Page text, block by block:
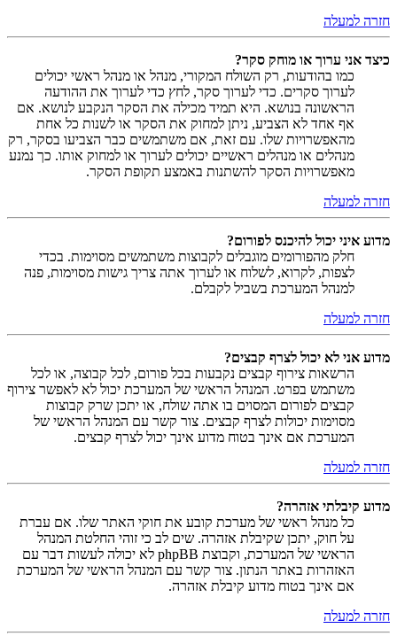
חזרה למעלה
כיצד אני ערוך או מוחק סקר?
כמו בהודעות, רק השולח המקורי, מנהל או מנהל ראשי יכולים
לערוך סקרים. כדי לערוך סקר, לחץ כדי לערוך את ההודעה
הראשונה בנושא. היא תמיד מכילה את הסקר הנקבע לנושא. אם
אף אחד לא הצביע, ניתן למחוק את הסקר או לשנות כל אחת
מהאפשרויות שלו. עם זאת, אם משתמשים כבר הצביעו בסקר, רק
מנהלים או מנהלים ראשיים יכולים לערוך או למחוק אותו. כך נמנע
מאפשרויות הסקר להשתנות באמצע תקופת הסקר.
חזרה למעלה
מדוע איני יכול להיכנס לפורום?
חלק מהפורומים מוגבלים לקבוצות משתמשים מסוימות. בכדי
לצפות, לקרוא, לשלוח או לערוך אתה צריך גישות מסוימות, פנה
למנהל המערכת בשביל לקבלם.
חזרה למעלה
מדוע אני לא יכול לצרף קבצים?
הרשאות צירוף קבצים נקבעות בכל פורום, לכל קבוצה, או לכל
משתמש בפרט. המנהל הראשי של המערכת יכול לא לאפשר צירוף
קבצים לפורום המסוים בו אתה שולח, או יתכן שרק קבוצות
מסוימות יכולות לצרף קבצים. צור קשר עם המנהל הראשי של
המערכת אם אינך בטוח מדוע אינך יכול לצרף קבצים.
חזרה למעלה
מדוע קיבלתי אזהרה?
כל מנהל ראשי של מערכת קובע את חוקי האתר שלו. אם עברת
על חוק, יתכן שקיבלת אזהרה. שים לב כי זוהי החלטת המנהל
הראשי של המערכת, וקבוצת phpBB לא יכולה לעשות דבר עם
האזהרות באתר הנתון. צור קשר עם המנהל הראשי של המערכת
אם אינך בטוח מדוע קיבלת אזהרה.
חזרה למעלה